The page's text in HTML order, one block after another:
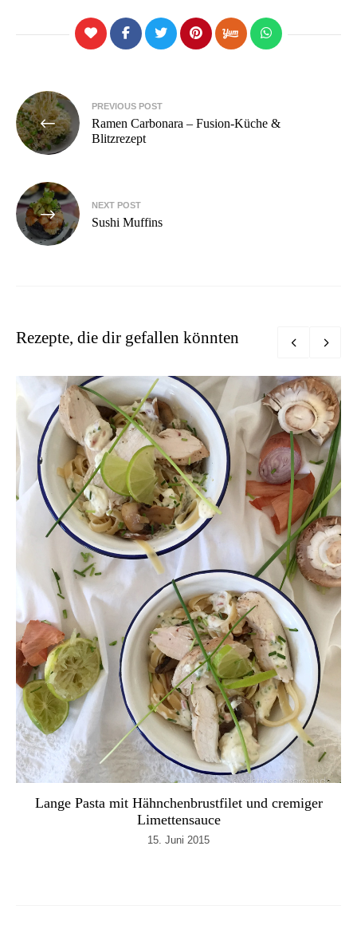
Beitragsnavigation
PREVIOUS POST
Ramen Carbonara – Fusion-Küche &
Blitzrezept
NEXT POST
Sushi Muffins
Rezepte, die dir gefallen könnten
Lange Pasta mit Hähnchenbrustfilet und cremiger
Limettensauce
15. Juni 2015